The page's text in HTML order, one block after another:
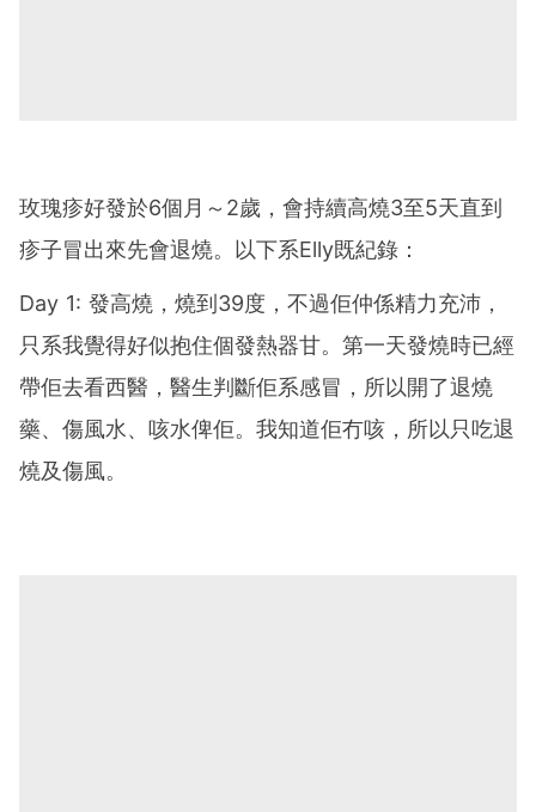
玫瑰疹好發於6個月～2歲，會持續高燒3至5天直到
疹子冒出來先會退燒。以下系Elly既紀錄：
Day 1: 發高燒，燒到39度，不過佢仲係精力充沛，
只系我覺得好似抱住個發熱器甘。第一天發燒時已經
帶佢去看西醫，醫生判斷佢系感冒，所以開了退燒
藥、傷風水、咳水俾佢。我知道佢冇咳，所以只吃退
燒及傷風。